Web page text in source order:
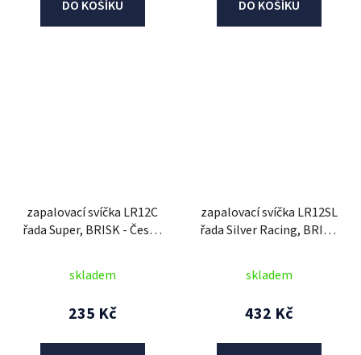
DO KOŠÍKU DO KOŠÍKU
zapalovací svíčka LR12C
řada Super, BRISK - Česká
skladem
235 Kč
zapalovací svíčka LR12SL
řada Silver Racing, BRISK
skladem
432 Kč